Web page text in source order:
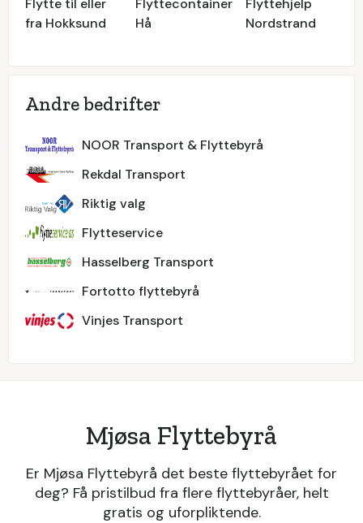
Flytte til eller
fra Hokksund
Flyttecontainer
Hå
Flyttehjelp
Nordstrand
Andre bedrifter
NOOR Transport & Flyttebyrå
Rekdal Transport
Riktig valg
Flytteservice
Hasselberg Transport
Fortotto flyttebyrå
Vinjes Transport
Mjøsa Flyttebyrå
Er Mjøsa Flyttebyrå det beste flyttebyrået for
deg? Få pristilbud fra flere flyttebyråer, helt
gratis og uforpliktende.